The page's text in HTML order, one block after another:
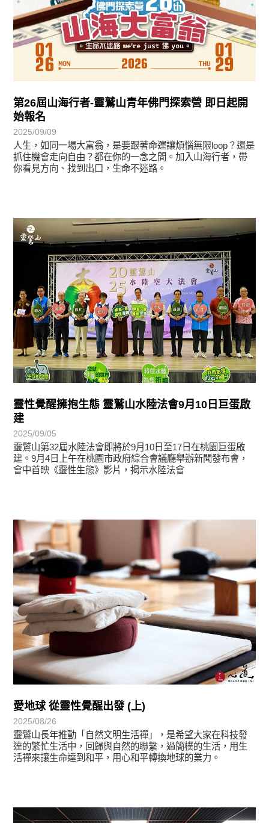
第26屆山海行者-靈鷲山青年佛門探索營 即日起開
始報名
2025/09/09
人生，如同一場大富翁，是要跟著命運讓煩惱無限loop？還是
抓住機會走向自由？都在你的一念之間。加入山海行者，帶
你看見方向、找到出口，生命不迷路。
靈性覺醒擁抱生態 靈鷲山水陸法會9月10日巨蛋啟
建
2025/09/05
靈鷲山第32屆水陸法會即將於9月10日至17日在桃園巨蛋啟
建。9月4日上午在桃園市政府綜合會議廳舉辦新聞發布會，
會中首映《靈性生態》影片，揭示水陸法會
最新消息
愛地球 從靈性覺醒出發 (上)
2025/08/26
靈鷲山長年推動「自然文明生活禪」，是希望大家在科技發
達的繁忙生活中，回歸與自然的聯繫，過簡樸的生活，用生
活禪來讓生命達到和平，用心和平轉換地球的業力。
學習分享